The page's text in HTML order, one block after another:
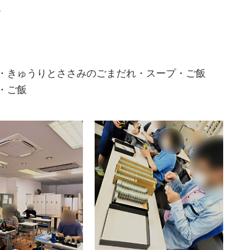
ゅうりとささみのごまだれ・スープ・ご飯
ご飯